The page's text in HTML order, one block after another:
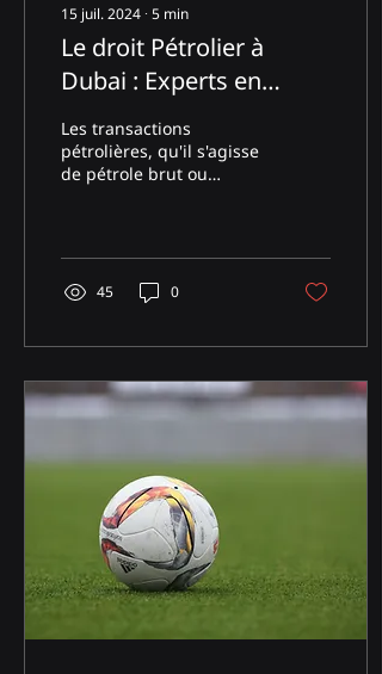
15 juil. 2024 ∙ 5 min
Le droit Pétrolier à
Dubai : Experts en
Transactions
Internationales et
création de société
Les transactions
pétrolières, qu'il s'agisse
de pétrole brut ou
nécessitant
45 0